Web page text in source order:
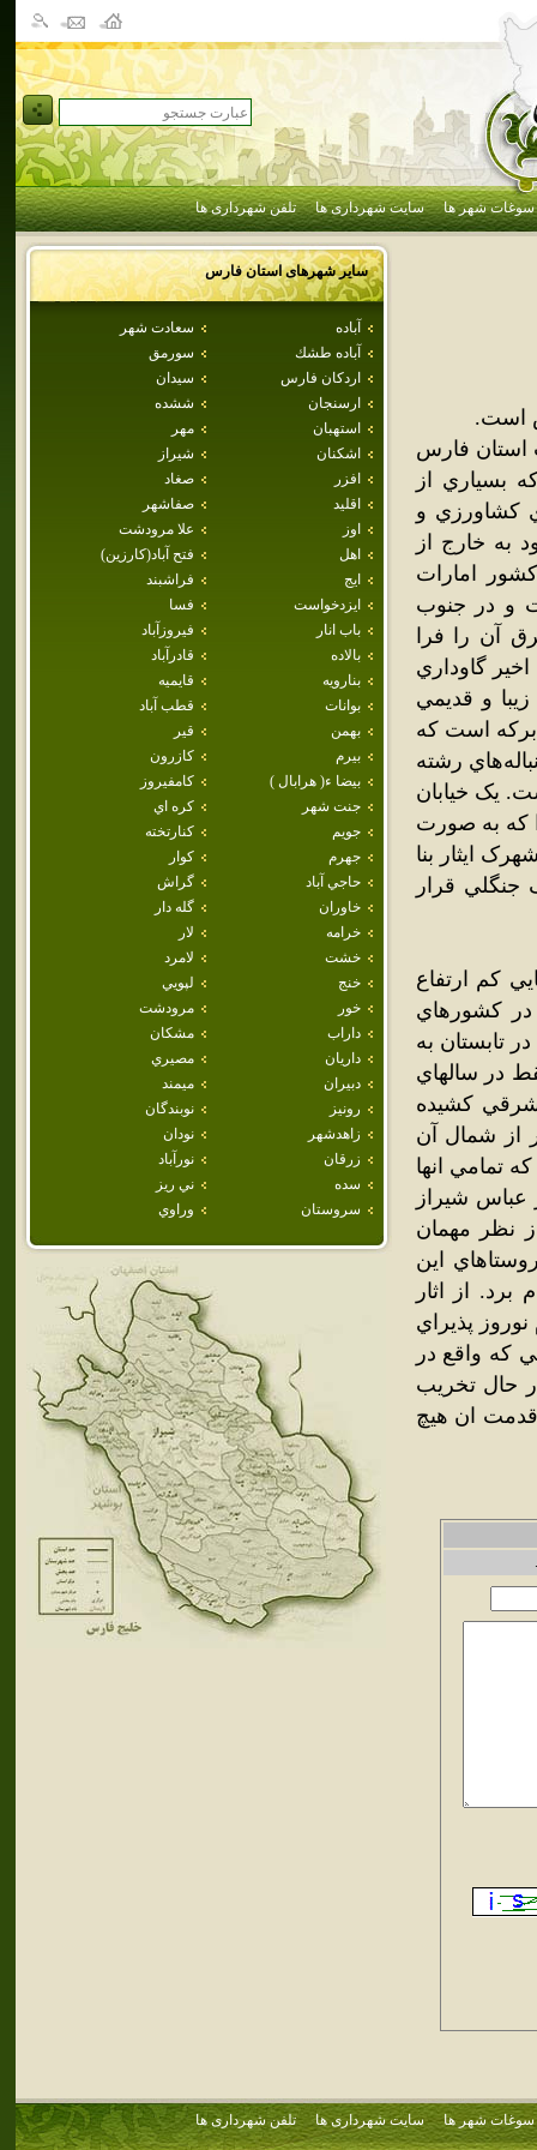
سوغات شهر ها سایت شهرداری ها تلفن شهرداری ها
سایر شهرهای استانفارس
آباده
سعادت شهر
آباده طشك
سورمق
اردكان فارس
سيدان
ارسنجان
ششده
استهبان
مهر
اشكنان
شيراز
افزر
صغاد
اقليد
صفاشهر
اوز
علا مرودشت
اهل
فتح آباد(كارزين)
ايج
فراشبند
ايزدخواست
فسا
باب انار
فيروزآباد
بالاده
قادرآباد
بنارويه
قايميه
بوانات
قطب آباد
بهمن
قير
بيرم
كازرون
بيضا ء( هرابال )
كامفيروز
جنت شهر
كره اي
جويم
كنارتخته
جهرم
كوار
حاجي آباد
گراش
خاوران
گله دار
خرامه
لار
خشت
لامرد
خنج
لپويي
خور
مرودشت
داراب
مشكان
داريان
مصيري
دبيران
ميمند
رونيز
نوبندگان
زاهدشهر
نودان
زرقان
نورآباد
سده
ني ريز
سروستان
وراوي
است.
استان فارس
رخ داد که بسياري از
کشاورزي و
به خارج از
امارات
و در جنوب
آن را فرا
گاوداري
و قديمي
برکه است که
رشته
يک خيابان
که به صورت
82 در غرب شهر شهرک ايثار بنا
قرار
کم ارتفاع
کشورهاي
تابستان به
در سالهاي
کشيده
شمال آن
جمعيت است كه تمامي انها
عباس شيراز
نظر مهمان
اين
از اثار
پذيراي
که واقع در
حال تخريب
قدمت ان هيچ
سوغات شهر ها سایت شهرداری ها تلفن شهرداری ها